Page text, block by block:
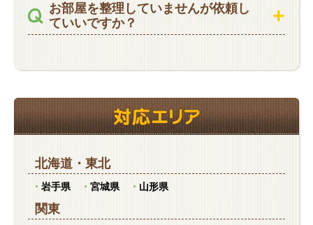
お部屋を整理していませんが依頼し
ていいですか？
北海道 ・ 東北
岩手県 宮城県 山形県
関東